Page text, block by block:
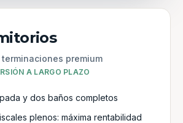
terminaciones premium
A LARGO PLAZO
y dos baños completos
plenos: máxima rentabilidad